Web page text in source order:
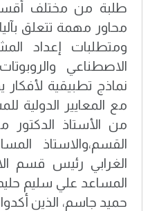
طلبة من مختلف
محاور مهمة تتعلق
ومتطلبات إعداد
الاصطناعي
نماذج تطبيقية
مع المعايير الدولية
من الأستاذ
القسم،والاستاذ
الغرابي رئيس قسم
المساعد علي سليم
حميد جاسم، الذين